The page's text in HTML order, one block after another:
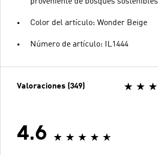
Color del artículo: Wonder Beige
Número de artículo: IL1444
Valoraciones (349)
4.6